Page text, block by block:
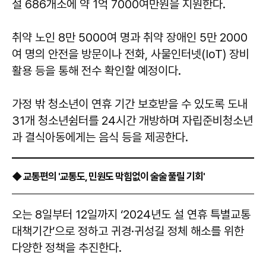
설 686개소에 약 1억 7000여만원을 지원한다.
취약 노인 8만 5000여 명과 취약 장애인 5만 2000
여 명의 안전을 방문이나 전화, 사물인터넷(IoT) 장비
활용 등을 통해 전수 확인할 예정이다.
가정 밖 청소년이 연휴 기간 보호받을 수 있도록 도내
31개 청소년쉼터를 24시간 개방하며 자립준비청소년
과 결식아동에게는 음식 등을 제공한다.
◆ 교통편의 '교통도, 민원도 막힘없이 술술 풀릴 기회'
오는 8일부터 12일까지 ‘2024년도 설 연휴 특별교통
대책기간’으로 정하고 귀경·귀성길 정체 해소를 위한
다양한 정책을 추진한다.